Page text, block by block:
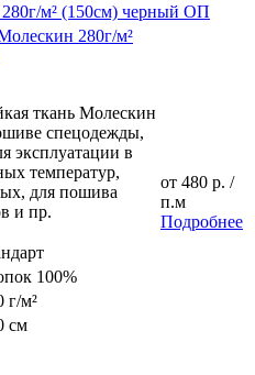
м² (150см) черный ОП
280г/м²
ткань Молескин
спецодежды,
эксплуатации в
температур,
для пошива
и пр.
100%
г/м²
см
от 480 р. /
п.м
Подробнее